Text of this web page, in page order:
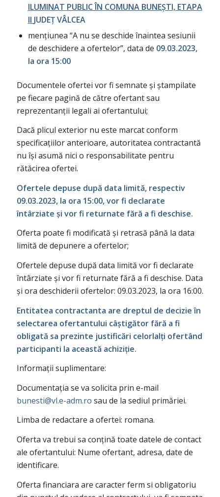
ILUMINAT PUBLIC ÎN COMUNA BUNEȘTI, ETAPA
II JUDEȚ VÂLCEA
mențiunea “A nu se deschide înaintea sesiunii
de deschidere a ofertelor”, data de 09.03.2023,
la ora 15:00
Documentele ofertei vor fi semnate și ștampilate
pe fiecare pagină de către ofertant sau
reprezentanții legali ai ofertantului;
Dacă plicul exterior nu este marcat conform
specificațiilor anterioare, autoritatea contractantă
nu își asumă nici o responsabilitate pentru
rătăcirea ofertei.
Ofertele depuse după data limită, respectiv
09.03.2023, la ora 15:00, vor fi declarate
întârziate și vor fi returnate fără a fi deschise.
Oferta poate fi modificată și retrasă până la data
limită de depunere a ofertelor;
Ofertele depuse după data limită vor fi declarate
întârziate și vor fi returnate fără a fi deschise. Data
și ora deschiderii ofertelor: 09.03.2023, la ora 16:00.
Entitatea contractanta are dreptul de decizie în
selectarea ofertantului câștigător fără a fi
obligată sa prezinte justificări celorlalți ofertând
participanti la această achiziție.
Informații suplimentare:
Documentația se va solicita prin e-mail
bunesti@vl.e-adm.ro sau de la sediul primăriei.
Limba de redactare a ofertei: romana.
Oferta va trebui sa conțină toate datele de contact
ale ofertantului: Nume ofertant, adresa, date de
identificare.
Oferta financiara are caracter ferm si obligatoriu